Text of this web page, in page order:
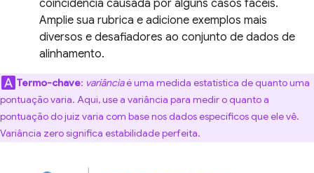
coincidência causada por alguns casos fáceis.
Amplie sua rubrica e adicione exemplos mais
diversos e desafiadores ao conjunto de dados de
alinhamento.
Termo-chave: variânciaé uma medida estatística de quanto uma
pontuação varia. Aqui, use a variância para medir o quanto a
pontuação do juiz varia com base nos dados específicos que ele vê.
Variância zero significa estabilidade perfeita.